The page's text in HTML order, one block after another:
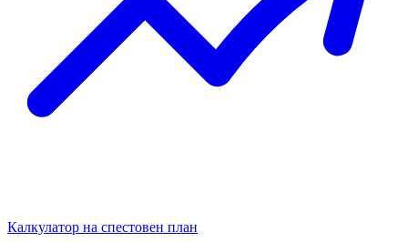
Калкулатор на спестовен план